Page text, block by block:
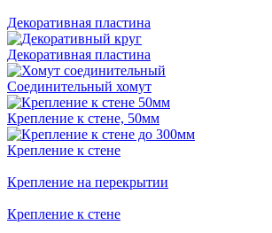
Декоративная пластина
Декоративная пластина
Соединительный хомут
Крепление к стене, 50мм
Крепление к стене
Крепление на перекрытии
Крепление к стене